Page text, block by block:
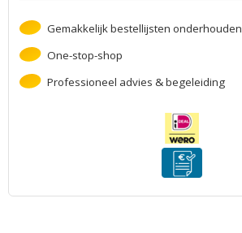
Gemakkelijk bestellijsten onderhouden
One-stop-shop
Professioneel advies & begeleiding